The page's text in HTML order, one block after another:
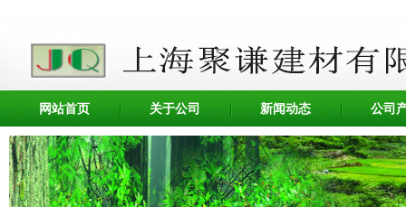
网站首页 关于公司 新闻动态 公司